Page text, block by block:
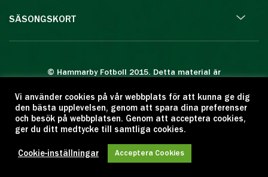
SÄSONGSKORT
© Hammarby Fotboll 2015. Detta material är
Eftertryck eller annan kopiering är förbjuden.
Citera oss gärna men ange källan:
www.hammarbyfotboll.se. Ansvarig utgivare:
Love Gustafsson.
Vi använder cookies på vår webbplats för att kunna ge dig
den bästa upplevelsen, genom att spara dina preferenser
och besök på webbplatsen. Genom att acceptera cookies,
ger du ditt medtycke till samtliga cookies.
Cookie-inställningar Acceptera Cookies